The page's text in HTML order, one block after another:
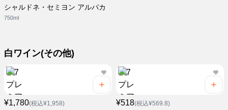
シャルドネ・セミヨン アルパカ
750ml
白ワイン(その他)
¥1,780(税込¥1,958) ¥518(税込¥569.8)